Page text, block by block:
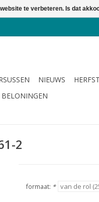
NIEUWS
BELONINGEN
2
formaat: *
te verbeteren. Is dat